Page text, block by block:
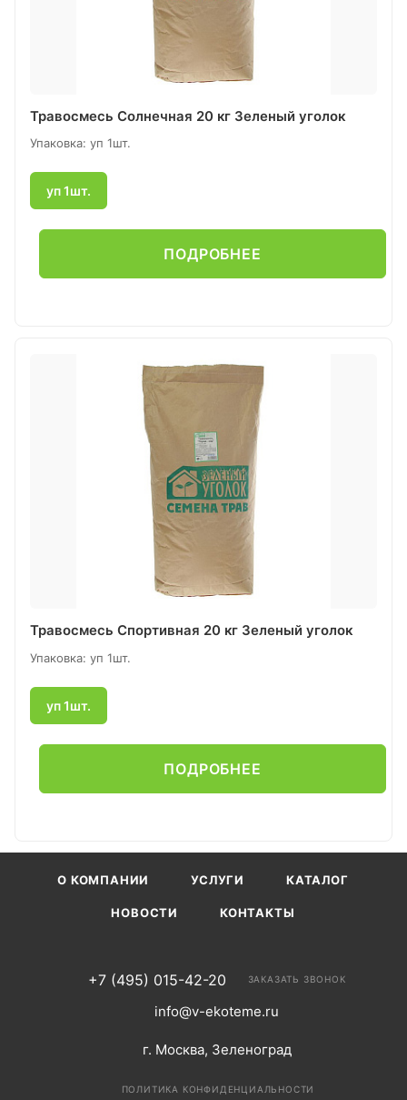
Травосмесь Солнечная 20 кг Зеленый уголок
Упаковка: уп 1шт.
уп 1шт.
ПОДРОБНЕЕ
Травосмесь Спортивная 20 кг Зеленый уголок
Упаковка: уп 1шт.
уп 1шт.
ПОДРОБНЕЕ
О КОМПАНИИ УСЛУГИ КАТАЛОГ
НОВОСТИ КОНТАКТЫ
+7 (495) 015-42-20 ЗАКАЗАТЬ ЗВОНОК
info@v-ekoteme.ru
г. Москва, Зеленоград
ПОЛИТИКА КОНФИДЕНЦИАЛЬНОСТИ